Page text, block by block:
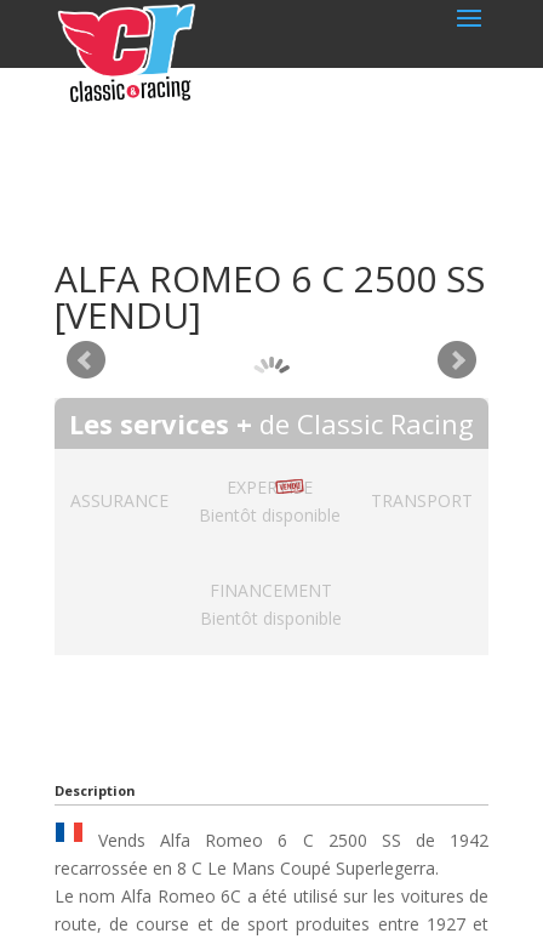
ALFA ROMEO 6 C 2500 SS
[VENDU]
Les services + de Classic Racing
ASSURANCE
EXPERTISE
Bientôt disponible
TRANSPORT
FINANCEMENT
Bientôt disponible
Description
Vends Alfa Romeo 6 C 2500 SS de 1942
recarrossée en 8 C Le Mans Coupé Superlegerra.
Le nom Alfa Romeo 6C a été utilisé sur les voitures de
route, de course et de sport produites entre 1927 et